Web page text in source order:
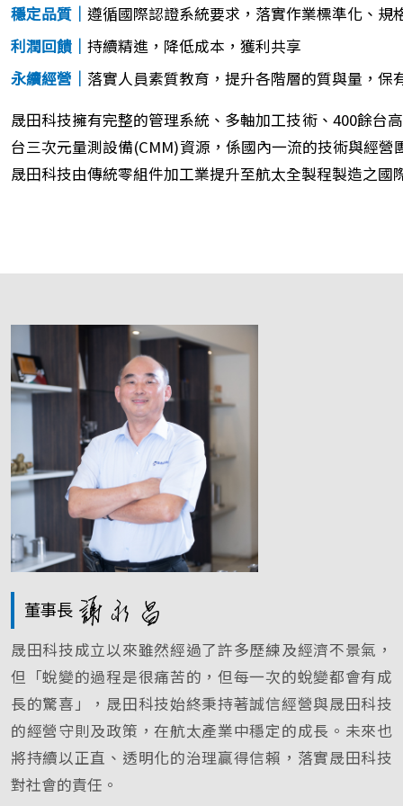
穩定品質｜ 遵循國際認證系統要求，落實作業標準化、規
利潤回饋｜ 持續精進，降低成本，獲利共享
永續經營｜ 落實人員素質教育，提升各階層的質與量，保
晟田科技擁有完整的管理系統、多軸加工技術、400餘台
台三次元量測設備(CMM)資源，係國內一流的技術與經營
晟田科技由傳統零組件加工業提升至航太全製程製造之國
董事長
晟田科技成立以來雖然經過了許多歷練及經濟不景氣，
但「蛻變的過程是很痛苦的，但每一次的蛻變都會有成
長的驚喜」，晟田科技始終秉持著誠信經營與晟田科技
的經營守則及政策，在航太產業中穩定的成長。未來也
將持續以正直、透明化的治理贏得信賴，落實晟田科技
對社會的責任。